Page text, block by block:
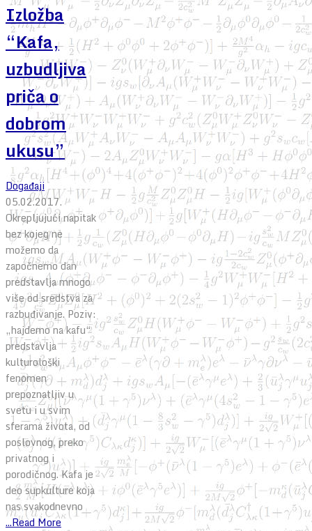
Izložba
“Kafa,
uzbudljiva
priča o
dobrom
ukusu”
Događaji
05.02.2017.
Okrepljujući napitak
bez kojeg ne
možemo da
započnemo dan
predstavlja mnogo
više od sredstva za
razbuđivanje. Poziv:
„hajdemo na kafu“
predstavlja
kulturološki
fenomen
prepoznatljiv u
svetu i u svim
sferama života, od
poslovnog, preko
privatnog i
porodičnog. Kafa je
deo supkulture koja
nas svakodnevno
...Read More